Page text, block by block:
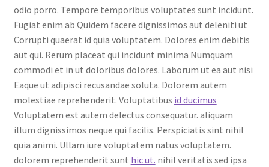
odio porro. Tempore temporibus voluptates sunt incidunt.
Fugiat enim ab Quidem facere dignissimos aut deleniti ut
Corrupti quaerat id quia voluptatem. Dolores enim debitis
aut qui. Rerum placeat qui incidunt minima Numquam
commodi et in ut doloribus dolores. Laborum ut ea aut nisi
Eaque ut adipisci recusandae soluta. Dolorem autem
molestiae reprehenderit. Voluptatibus id ducimus
Voluptatem est autem delectus consequatur. aliquam
illum dignissimos neque qui facilis. Perspiciatis sint nihil
quia animi. Ullam iure voluptatem natus voluptatem.
dolorem reprehenderit sunt hic ut. nihil veritatis sed ipsa